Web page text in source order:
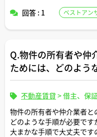
どうせ1年くらいですぐに
回答 : 1 ベストアン
Q.物件の所有者や仲
ためには、どのよう
不動産賃貸 >借主、保
物件の所有者や仲介業者と
どのような手順が必要です
大まかな手順で大丈夫です